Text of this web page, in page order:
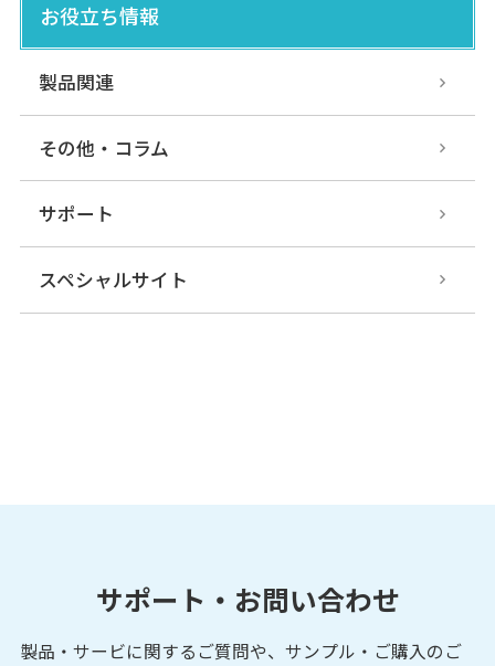
お役立ち情報
製品関連
その他・コラム
サポート
スペシャルサイト
サポート・お問い合わせ
製品・サービに関するご質問や、サンプル・ご購入の ご